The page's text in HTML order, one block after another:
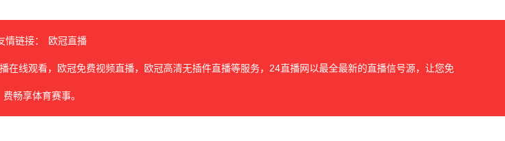
情链接： 欧冠直播
线观看，欧冠免费视频直播，欧冠高清无插件直播等服务，24直播网以最全最新的直播信号源，让您免
费畅享体育赛事。